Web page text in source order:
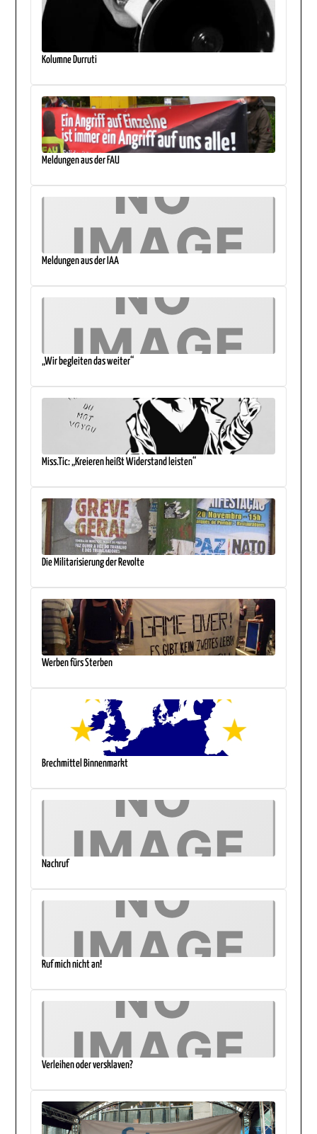
Kolumne Durruti
Meldungen aus der FAU
Meldungen aus der IAA
„Wir begleiten das weiter“
Miss.Tic: „Kreieren heißt Widerstand leisten“
Die Militarisierung der Revolte
Werben fürs Sterben
Brechmittel Binnenmarkt
Nachruf
Ruf mich nicht an!
Verleihen oder versklaven?